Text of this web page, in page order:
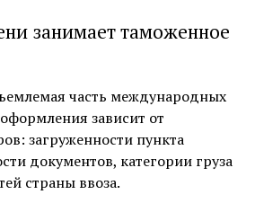
занимает таможенное
часть международных
зависит от
загруженности пункта
документов, категории груза
страны ввоза.